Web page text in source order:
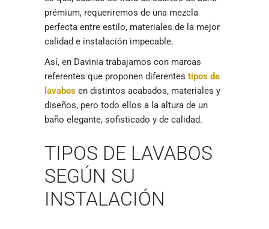
prémium, requeriremos de una mezcla
perfecta entre estilo, materiales de la mejor
calidad e instalación impecable.
Así, en Davinia trabajamos con marcas
referentes que proponen diferentes tipos de
lavabos en distintos acabados, materiales y
diseños, pero todo ellos a la altura de un
baño elegante, sofisticado y de calidad.
TIPOS DE LAVABOS
SEGÚN SU
INSTALACIÓN